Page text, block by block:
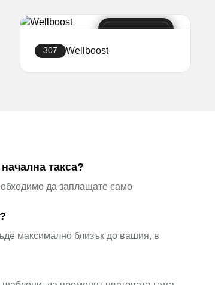
307 Wellboost
такса?
да заплащате само
максимално близък до вашия, в